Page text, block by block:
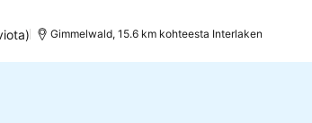
Gimmelwald, 15.6 km kohteesta Interlaken